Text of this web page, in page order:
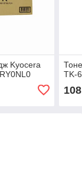
Kyocera
TK-